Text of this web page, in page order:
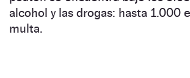
alcohol y las drogas: hasta 1.000
multa.